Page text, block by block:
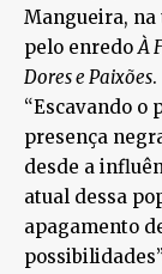
Mangueira,
pelo enredoÀ
Dores e Paixões.
“Escavando o
presença
desde a
atual dessa
apagamento